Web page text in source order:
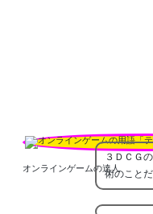
オンラインゲームの達人
３ＤＣＧ
術のことだ